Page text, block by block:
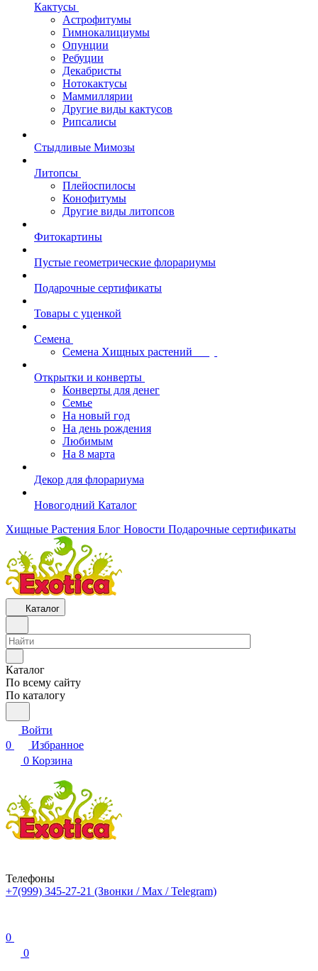
Кактусы
Астрофитумы
Гимнокалициумы
Опунции
Ребуции
Декабристы
Нотокактусы
Маммиллярии
Другие виды кактусов
Рипсалисы
Стыдливые Мимозы
Литопсы
Плейоспилосы
Конофитумы
Другие виды литопсов
Фитокартины
Пустые геометрические флорариумы
Подарочные сертификаты
Товары с уценкой
Семена
Семена Хищных растений
Открытки и конверты
Конверты для денег
Семье
На новый год
На день рождения
Любимым
На 8 марта
Декор для флорариума
Новогодний Каталог
Хищные Растения Блог Новости Подарочные сертификаты
Каталог
Каталог
По всему сайту
По каталогу
Войти
0
Избранное
0 Корзина
Телефоны
+7(999) 345-27-21 (Звонки / Max / Telegram)
0
0